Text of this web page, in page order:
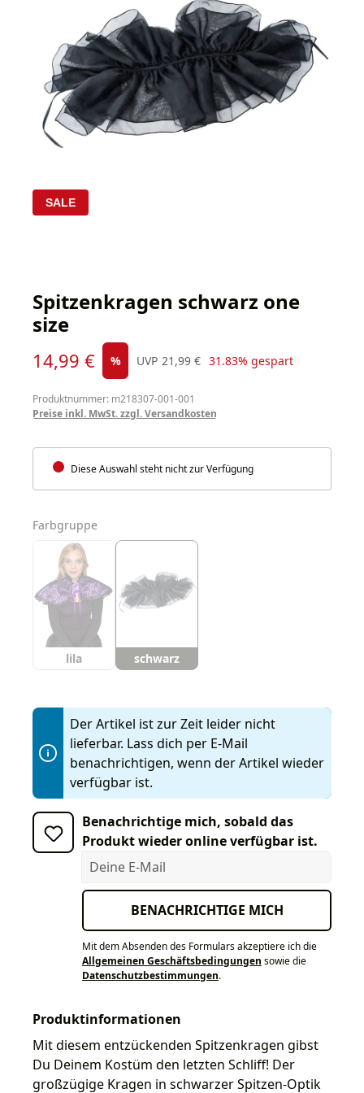
SALE
Spitzenkragen schwarz one
size
Verkaufspreis:
14,99 € % UVP
Regulärer Preis:
21,99 € 31.83% gespart
Produktnummer: m218307-001-001
Preise inkl. MwSt. zzgl. Versandkosten
Diese Auswahl steht nicht zur Verfügung
Farbgruppe
lila schwarz
Der Artikel ist zur Zeit leider nicht
lieferbar. Lass dich per E-Mail
benachrichtigen, wenn der Artikel wieder
verfügbar ist.
Benachrichtige mich, sobald das
Produkt wieder online verfügbar ist.
Deine E-Mail
BENACHRICHTIGE MICH
Mit dem Absenden des Formulars akzeptiere ich die
Allgemeinen Geschäftsbedingungen sowie die
Datenschutzbestimmungen.
Produktinformationen
Mit diesem entzückenden Spitzenkragen gibst
Du Deinem Kostüm den letzten Schliff! Der
großzügige Kragen in schwarzer Spitzen-Optik